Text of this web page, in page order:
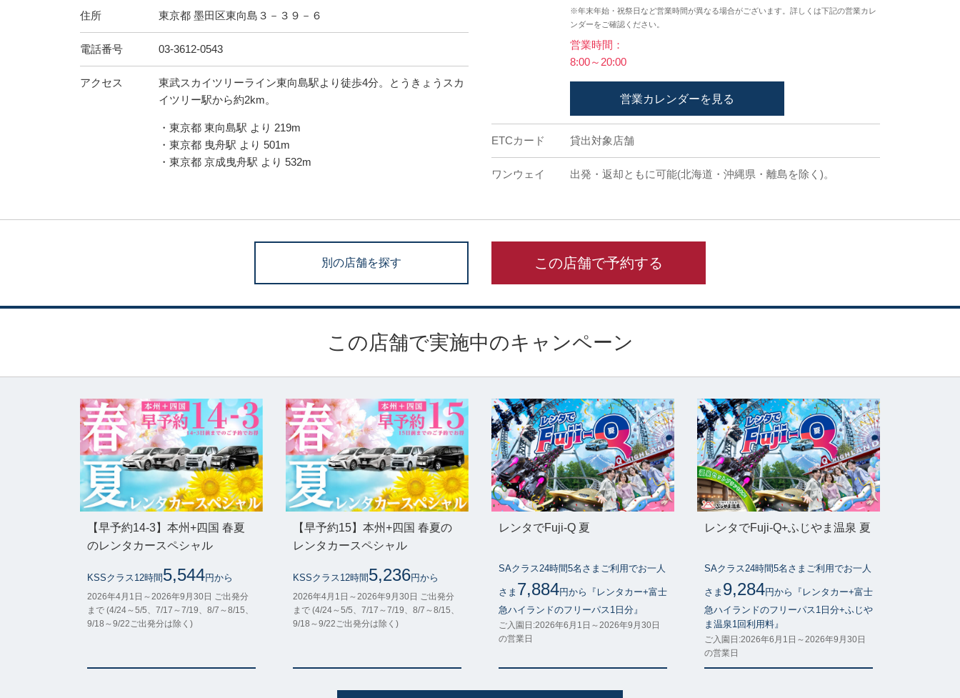
住所 東京都 墨田区東向島３－３９－６
電話番号 03-3612-0543
アクセス
東武スカイツリーライン東向島駅より徒歩4分。とうきょうスカ
イツリー駅から約2km。
・東京都 東向島駅 より 219m
・東京都 曳舟駅 より 501m
・東京都 京成曳舟駅 より 532m
※年末年始・祝祭日など営業時間が異なる場合がございます。詳しくは下記の営業カレ
ンダーをご確認ください。
営業時間：
8:00～20:00
営業カレンダーを見る
ETCカード 貸出対象店舗
ワンウェイ 出発・返却ともに可能(北海道・沖縄県・離島を除く)。
別の店舗を探す この店舗で予約する
この店舗で実施中のキャンペーン
【早予約14-3】本州+四国 春夏
のレンタカースペシャル
KSSクラス12時間 5,544円から
2026年4月1日～2026年9月30日 ご出発分
まで (4/24～5/5、7/17～7/19、8/7～8/15、
9/18～9/22ご出発分は除く)
【早予約15】本州+四国 春夏の
レンタカースペシャル
KSSクラス12時間 5,236円から
2026年4月1日～2026年9月30日 ご出発分
まで (4/24～5/5、7/17～7/19、8/7～8/15、
9/18～9/22ご出発分は除く)
レンタでFuji-Q 夏
SAクラス24時間5名さまご利用でお一人
さま 7,884円から『レンタカー+富士
急ハイランドのフリーパス1日分』
ご入園日:2026年6月1日～2026年9月30日
の営業日
レンタでFuji-Q+ふじやま温泉 夏
SAクラス24時間5名さまご利用でお一人
さま 9,284円から『レンタカー+富士
急ハイランドのフリーパス1日分+ふじや
ま温泉1回利用料』
ご入園日:2026年6月1日～2026年9月30日
の営業日